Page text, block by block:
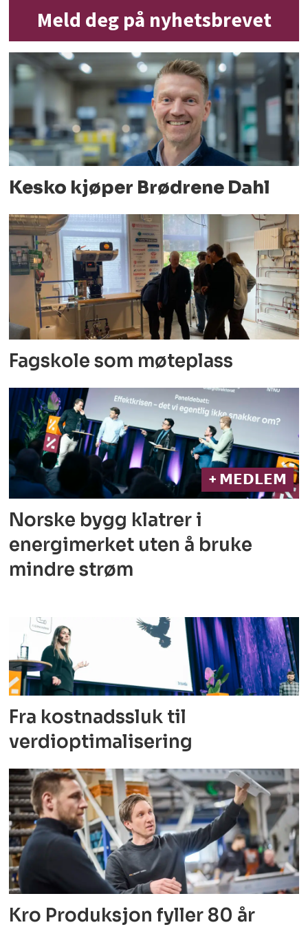
Meld deg på nyhetsbrevet
Kesko kjøper Brødrene Dahl
Fagskole som møteplass
+ 𝗠𝗘𝗗𝗟𝗘𝗠
Norske bygg klatrer i
energimerket uten å bruke
mindre strøm
Fra kostnadssluk til
verdioptimalisering
Kro Produksjon fyller 80 år